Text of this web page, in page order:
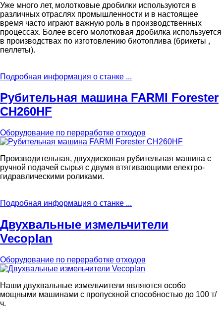
Уже много лет, молотковые дробилки используются в
различных отраслях промышленности и в настоящее
время часто играют важную роль в производственных
процессах. Более всего молотковая дробилка используется
в производствах по изготовлению биотоплива (брикеты ,
пеллеты).
Подробная информация о станке ...
Рубительная машина FARMI Forester
CH260HF
Оборудование по переработке отходов
Производительная, двухдисковая рубительная машина с
ручной подачей сырья c двумя втягивающими електро-
гидравлическими роликами.
Подробная информация о станке ...
Двухвальные измельчители
Vecoplan
Оборудование по переработке отходов
Наши двухвальные измельчители являются особо
мощными машинами с пропускной способностью до 100 т/
ч.